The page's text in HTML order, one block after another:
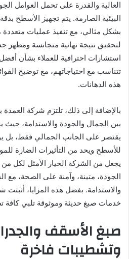
العالية والقدرة على تحمل العوامل
البيئية الصارمة. يتم تجهيز الأسطح
بشكل مثالي، مع تنفيذ عمليات
لتحقيق نتيجة نهائية متجانسة ومظهر
استشارات احترافية للعملاء بشأن أفضل
تتناسب مع احتياجاتهم، مع توضيح
هذه الدهانات.
بالإضافة إلى ذلك، تلتزم شركة العمدة
بين الجمال والجودة والاستدامة،
يقتصر على الجانب الجمالي فقط، بل
للأسطح ويحد من التأثيرات الضارة
يجعل من الشركة الخيار الأمثل لكل
الجودة، متينة، وآمنة على الصحة، مع
والاستدامة. بفضل هذه المزايا، أثبتت
خدمات صبغ حديثة وموثوقة تلبي كافة
صبغ الأسقف
وتشطيبات فاخرة